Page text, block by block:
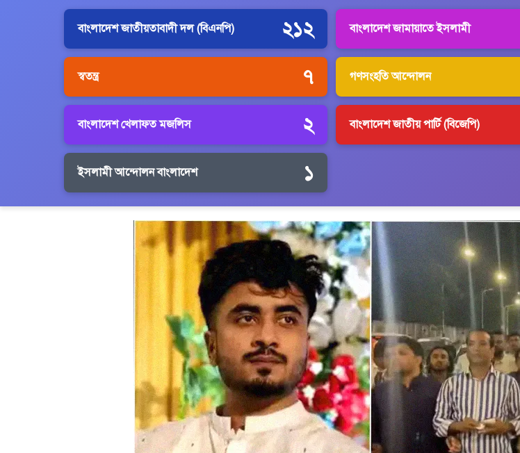
বাংলাদেশ জাতীয়তাবাদী দল (বিএনপি) ২১২ বাংলাদেশ জামায়াতে ইসলামী
স্বতন্ত্র ৭ গণসংহতি আন্দোলন
বাংলাদেশ খেলাফত মজলিস ২ বাংলাদেশ জাতীয় পার্টি (বিজেপি)
ইসলামী আন্দোলন বাংলাদেশ ১